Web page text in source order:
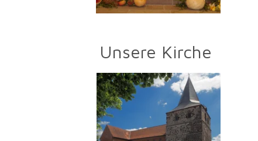
Unsere Kirche